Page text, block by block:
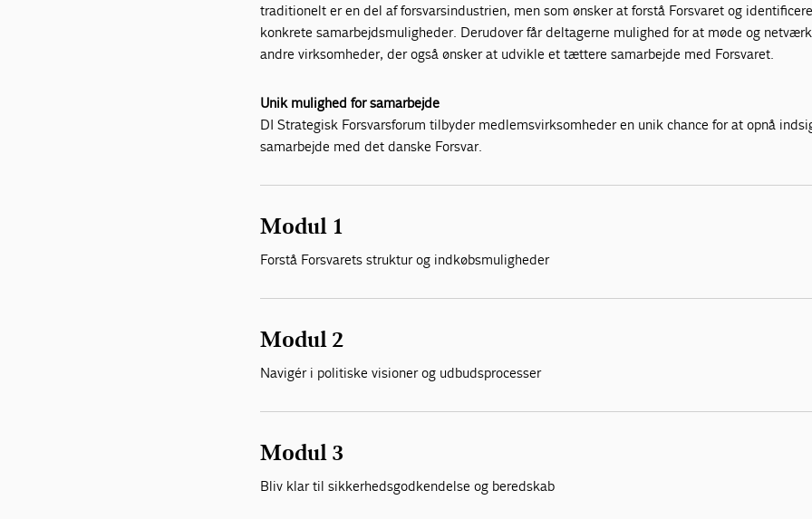
traditionelt er en del af forsvarsindustrien, men som ønsker at forstå Forsvaret og identificere
konkrete samarbejdsmuligheder. Derudover får deltagerne mulighed for at møde og
andre virksomheder, der også ønsker at udvikle et tættere samarbejde med Forsvaret.
Unik mulighed for samarbejde
DI Strategisk Forsvarsforum tilbyder medlemsvirksomheder en unik chance for at opnå
samarbejde med det danske Forsvar.
Modul 1
Forstå Forsvarets struktur og indkøbsmuligheder
Modul 2
Navigér i politiske visioner og udbudsprocesser
Modul 3
Bliv klar til sikkerhedsgodkendelse og beredskab